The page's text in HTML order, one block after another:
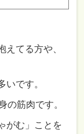
てる方や、
いです。
の筋肉です。
がむ」ことを